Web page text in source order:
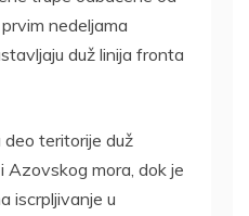
nedeljama
duž linija fronta
deo teritorije duž
Azovskog mora, dok je
iscrpljivanje u